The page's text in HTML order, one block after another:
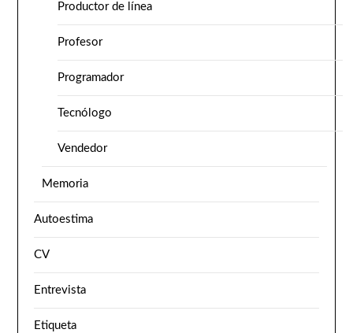
Productor de línea
Profesor
Programador
Tecnólogo
Vendedor
Memoria
Autoestima
CV
Entrevista
Etiqueta